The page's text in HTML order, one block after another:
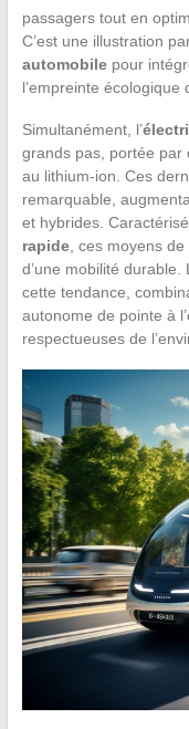
passagers tout en
C’est une illustration
automobilepour
l’empreinte écologique
Simultanément, l’
grands pas, portée par
au lithium-ion. Ces
remarquable,
et hybrides.
rapide, ces moyens
d’une mobilité
cette tendance,
autonome de pointe à
respectueuses de